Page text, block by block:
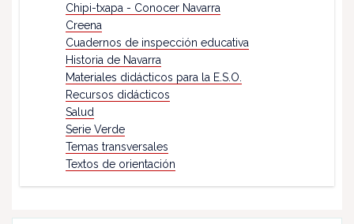
Chipi-txapa - Conocer Navarra
Creena
Cuadernos de inspección educativa
Historia de Navarra
Materiales didácticos para la E.S.O.
Recursos didácticos
Salud
Serie Verde
Temas transversales
Textos de orientación